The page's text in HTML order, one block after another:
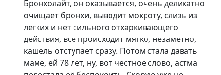
Бронхолайт, он оказывается, очень деликатно
очищает бронхи, выводит мокроту, слизь из
легких и нет сильного отхаркивающего
действия, все происходит мягко, незаметно,
кашель отступает сразу. Потом стала давать
маме, ей 78 лет, ну, вот честное слово, астма